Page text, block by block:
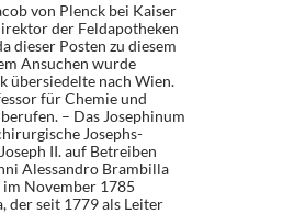
von Plenck bei Kaiser
der Feldapotheken
dieser Posten zu diesem
Ansuchen wurde
übersiedelte nach Wien.
für Chemie und
– Das Josephinum
Josephs-
II. auf Betreiben
Alessandro Brambilla
November 1785
seit 1779 als Leiter